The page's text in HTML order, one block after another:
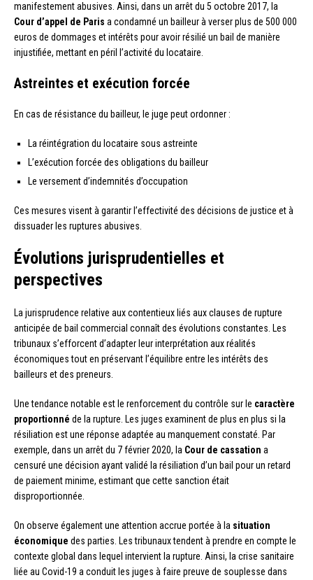
manifestement abusives. Ainsi, dans un arrêt du 5 octobre 2017, la
Cour d’appel de Paris a condamné un bailleur à verser plus de 500 000
euros de dommages et intérêts pour avoir résilié un bail de manière
injustifiée, mettant en péril l’activité du locataire.
Astreintes et exécution forcée
En cas de résistance du bailleur, le juge peut ordonner :
La réintégration du locataire sous astreinte
L’exécution forcée des obligations du bailleur
Le versement d’indemnités d’occupation
Ces mesures visent à garantir l’effectivité des décisions de justice et à
dissuader les ruptures abusives.
Évolutions jurisprudentielles et
perspectives
La jurisprudence relative aux contentieux liés aux clauses de rupture
anticipée de bail commercial connaît des évolutions constantes. Les
tribunaux s’efforcent d’adapter leur interprétation aux réalités
économiques tout en préservant l’équilibre entre les intérêts des
bailleurs et des preneurs.
Une tendance notable est le renforcement du contrôle sur le caractère
proportionné de la rupture. Les juges examinent de plus en plus si la
résiliation est une réponse adaptée au manquement constaté. Par
exemple, dans un arrêt du 7 février 2020, la Cour de cassation a
censuré une décision ayant validé la résiliation d’un bail pour un retard
de paiement minime, estimant que cette sanction était
disproportionnée.
On observe également une attention accrue portée à la situation
économique des parties. Les tribunaux tendent à prendre en compte le
contexte global dans lequel intervient la rupture. Ainsi, la crise sanitaire
liée au Covid-19 a conduit les juges à faire preuve de souplesse dans